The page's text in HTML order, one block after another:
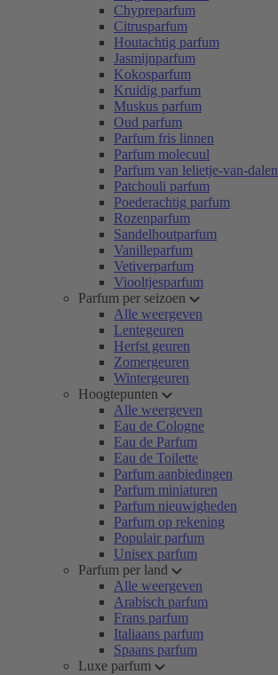
Chypreparfum
Citrusparfum
Houtachtig parfum
Jasmijnparfum
Kokosparfum
Kruidig parfum
Muskus parfum
Oud parfum
Parfum fris linnen
Parfum molecuul
Parfum van lelietje-van-dalen
Patchouli parfum
Poederachtig parfum
Rozenparfum
Sandelhoutparfum
Vanilleparfum
Vetiverparfum
Viooltjesparfum
Parfum per seizoen
Alle weergeven
Lentegeuren
Herfst geuren
Zomergeuren
Wintergeuren
Hoogtepunten
Alle weergeven
Eau de Cologne
Eau de Parfum
Eau de Toilette
Parfum aanbiedingen
Parfum miniaturen
Parfum nieuwigheden
Parfum op rekening
Populair parfum
Unisex parfum
Parfum per land
Alle weergeven
Arabisch parfum
Frans parfum
Italiaans parfum
Spaans parfum
Luxe parfum